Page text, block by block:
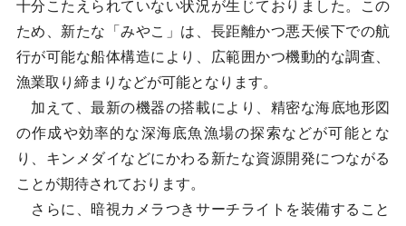
十分こたえられていない状況が生じておりました。この
ため、新たな「みやこ」は、長距離かつ悪天候下での航
行が可能な船体構造により、広範囲かつ機動的な調査、
漁業取り締まりなどが可能となります。
加えて、最新の機器の搭載により、精密な海底地形図
の作成や効率的な深海底魚漁場の探索などが可能とな
り、キンメダイなどにかわる新たな資源開発につながる
ことが期待されております。
さらに、暗視カメラつきサーチライトを装備すること